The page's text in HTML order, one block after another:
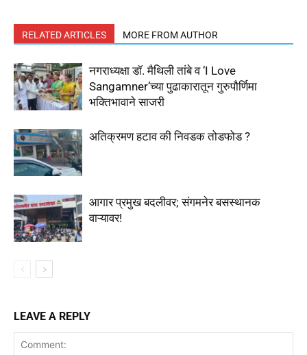
RELATED ARTICLES MORE FROM AUTHOR
नगराध्यक्षा डॉ. मैथिली तांबे व ‘I Love
Sangamner’च्या पुढाकारातून गुरुपौर्णिमा
भक्तिभावाने साजरी
अतिक्रमण हटाव की निवडक तोडफोड ?
आगार प्रमुख बदलीवर; संगमनेर बसस्थानक
वाऱ्यावर!
LEAVE A REPLY